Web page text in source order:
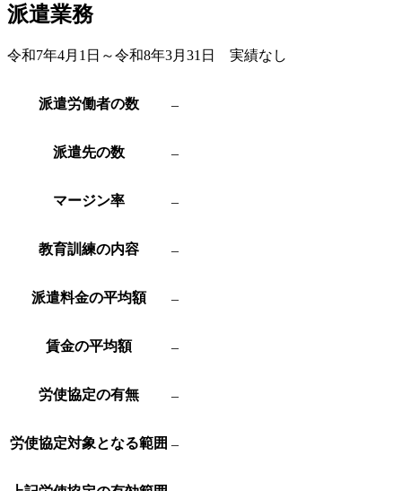
派遣業務
令和7年4月1日～令和8年3月31日 実績なし
派遣労働者の数 –
派遣先の数 –
マージン率 –
教育訓練の内容 –
派遣料金の平均額 –
賃金の平均額 –
労使協定の有無 –
労使協定対象となる範囲 –